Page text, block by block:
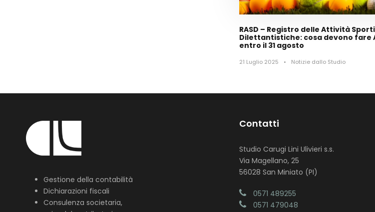
RASD – Registro delle Attività
Dilettantistiche: cosa devono fare
entro il 31 agosto
21 Luglio 2025 • Notizie dallo Studio
Gestione della contabilità
Dichiarazioni fiscali
Consulenza societaria,
Contatti
Studio Carugi Lini Ulivieri s.s.
Via Magellano, 25
56028 San Miniato (PI)
0571 489255
0571 479048